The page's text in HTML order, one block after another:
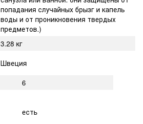
попадания случайных брызг и капель
воды и от проникновения твердых
предметов.)
3.28 кг
Швеция
6
есть